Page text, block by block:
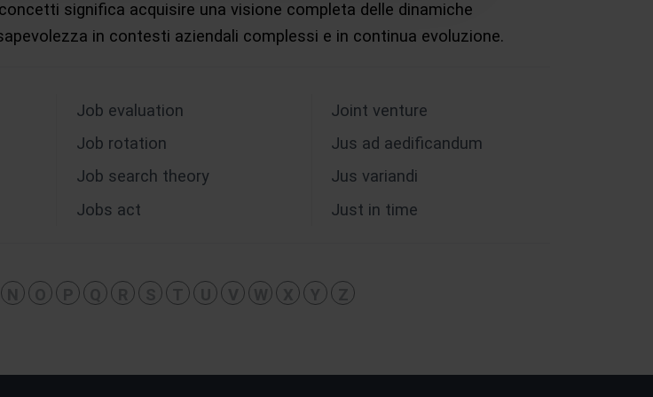
significa acquisire una visione completa delle dinamiche
in contesti aziendali complessi e in continua evoluzione.
Job evaluation
Job rotation
Job search theory
Jobs act
Joint venture
Jus ad aedificandum
Jus variandi
Just in time